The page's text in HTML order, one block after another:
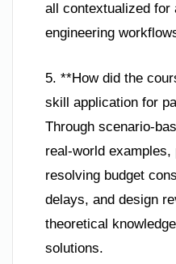
all contextualized for
engineering
5. **How did the
skill application for
Through scenario-
real-world
resolving budget
delays, and design
theoretical
solutions.